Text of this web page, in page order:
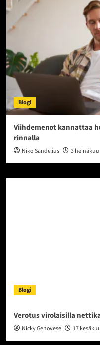
Blogi
Viihdemenot kannattaa
rinnalla
Niko Sandelius 3
Blogi
Verotus virolaisilla
Nicky Genovese 17